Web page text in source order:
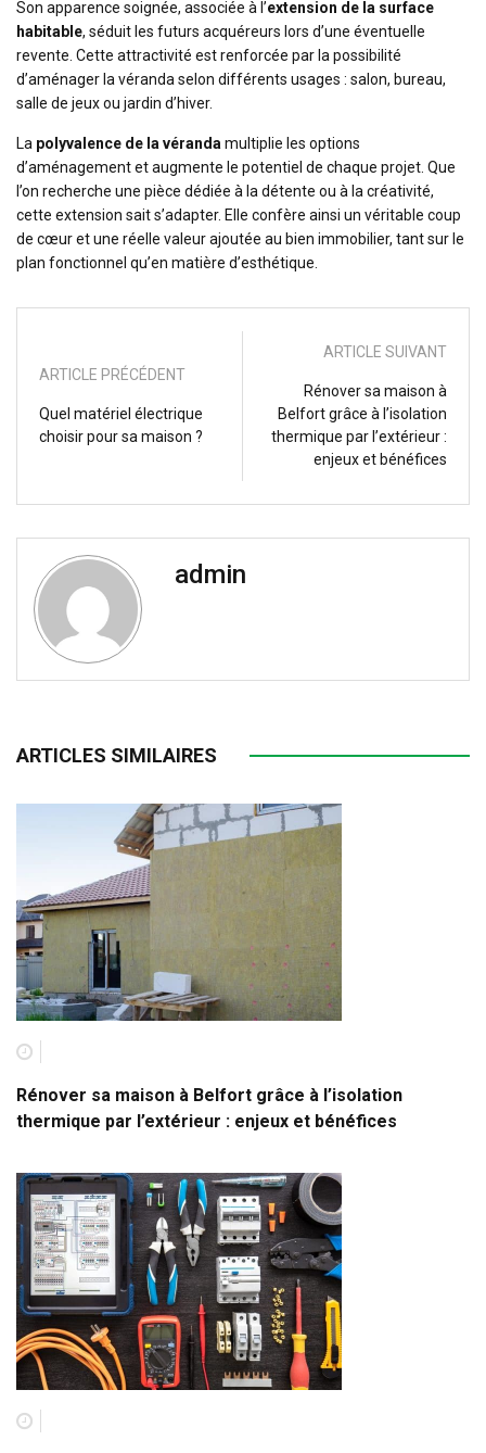
Son apparence soignée, associée à l’extension de la surface
habitable, séduit les futurs acquéreurs lors d’une éventuelle
revente. Cette attractivité est renforcée par la possibilité
d’aménager la véranda selon différents usages : salon, bureau,
salle de jeux ou jardin d’hiver.
La polyvalence de la véranda multiplie les options
d’aménagement et augmente le potentiel de chaque projet. Que
l’on recherche une pièce dédiée à la détente ou à la créativité,
cette extension sait s’adapter. Elle confère ainsi un véritable coup
de cœur et une réelle valeur ajoutée au bien immobilier, tant sur le
plan fonctionnel qu’en matière d’esthétique.
ARTICLE PRÉCÉDENT
Quel matériel électrique
choisir pour sa maison ?
ARTICLE SUIVANT
Rénover sa maison à
Belfort grâce à l’isolation
thermique par l’extérieur :
enjeux et bénéfices
admin
ARTICLES SIMILAIRES
Rénover sa maison à Belfort grâce à l’isolation
thermique par l’extérieur : enjeux et bénéfices